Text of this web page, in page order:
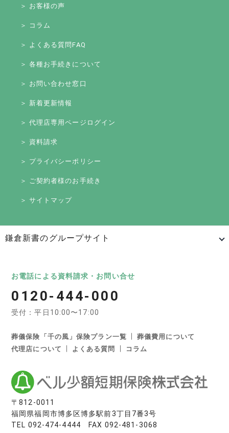
＞ お客様の声
＞ コラム
＞ よくある質問FAQ
＞ 各種お手続きについて
＞ お問い合わせ窓口
＞ 新着更新情報
＞ 代理店専用ページログイン
＞ 資料請求
＞ プライバシーポリシー
＞ ご契約者様のお手続き
＞ サイトマップ
鎌倉新書のグループサイト
いいお墓 Life.（ライフドット） いいお墓-永代供養墓版
いいお墓-ペット霊園版 樹木葬なび
寺院墓地.com 優良墓石・石材店ガイド
お墓の引越し＆墓じまいくん
いい葬儀 いいお坊さん
日本最大級の仏壇仏具総合サイト「いい仏壇」
いい仏壇
お電話による資料請求・お問い合せ
0120-444-000
受付：平日10:00〜17:00
葬儀保険「千の風」保険プラン一覧
葬儀費用について
代理店について
よくある質問 コラム
〒812-0011
福岡県福岡市博多区博多駅前3丁目7番3号
TEL 092-474-4444 FAX 092-481-3068